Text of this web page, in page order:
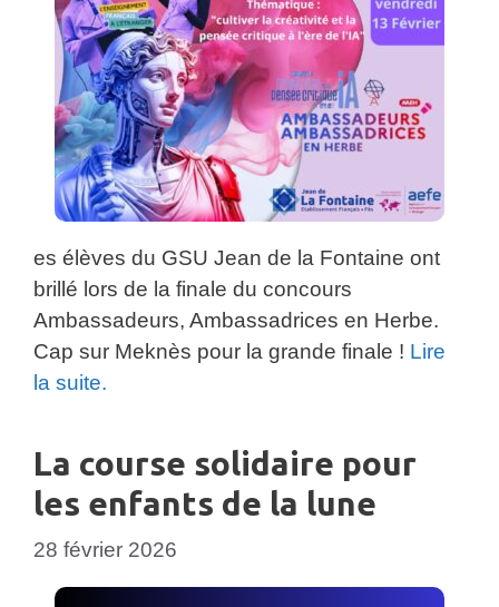
es élèves du GSU Jean de la Fontaine ont
brillé lors de la finale du concours
Ambassadeurs, Ambassadrices en Herbe.
Cap sur Meknès pour la grande finale ! Lire
la suite.
La course solidaire pour
les enfants de la lune
28 février 2026